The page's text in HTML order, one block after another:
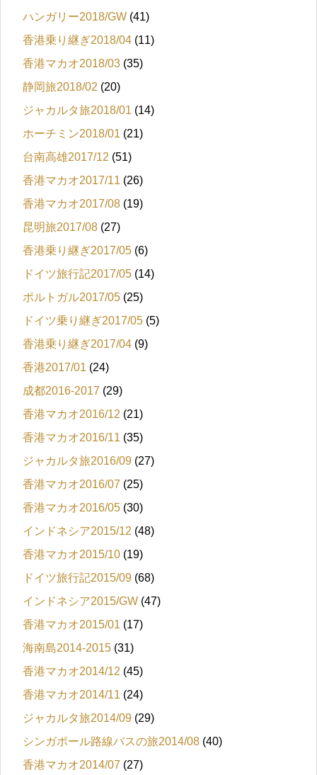
ハンガリー2018/GW (41)
香港乗り継ぎ2018/04 (11)
香港マカオ2018/03 (35)
静岡旅2018/02 (20)
ジャカルタ旅2018/01 (14)
ホーチミン2018/01 (21)
台南高雄2017/12 (51)
香港マカオ2017/11 (26)
香港マカオ2017/08 (19)
昆明旅2017/08 (27)
香港乗り継ぎ2017/05 (6)
ドイツ旅行記2017/05 (14)
ポルトガル2017/05 (25)
ドイツ乗り継ぎ2017/05 (5)
香港乗り継ぎ2017/04 (9)
香港2017/01 (24)
成都2016-2017 (29)
香港マカオ2016/12 (21)
香港マカオ2016/11 (35)
ジャカルタ旅2016/09 (27)
香港マカオ2016/07 (25)
香港マカオ2016/05 (30)
インドネシア2015/12 (48)
香港マカオ2015/10 (19)
ドイツ旅行記2015/09 (68)
インドネシア2015/GW (47)
香港マカオ2015/01 (17)
海南島2014-2015 (31)
香港マカオ2014/12 (45)
香港マカオ2014/11 (24)
ジャカルタ旅2014/09 (29)
シンガポール路線バスの旅2014/08 (40)
香港マカオ2014/07 (27)